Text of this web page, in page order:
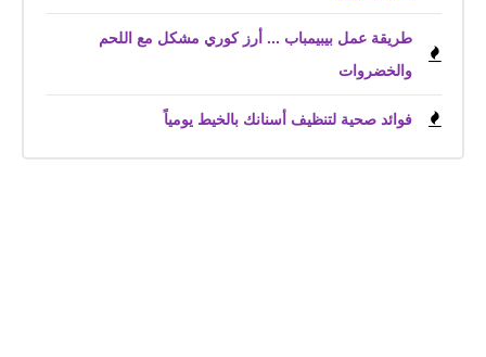
طريقة عمل بيبيمباب ... أرز كوري مشكل مع اللحم
والخضروات
فوائد صحية لتنظيف أسنانك بالخيط يومياً